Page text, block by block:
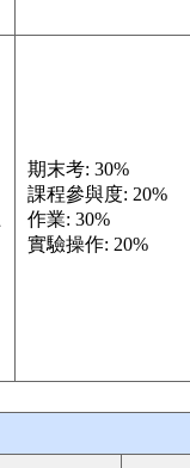
期末考: 30%
課程參與度: 20%
作業: 30%
實驗操作: 20%